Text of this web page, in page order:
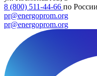
8 (800) 511-44-66 по
pr@energoprom.org
pr@energoprom.org